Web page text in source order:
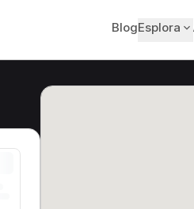
BlogEsplora